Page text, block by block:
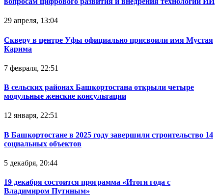
29 апреля, 13:04
Скверу в центре Уфы официально присвоили имя Мустая
Карима
7 февраля, 22:51
В сельских районах Башкортостана открыли четыре
модульные женские консультации
12 января, 22:51
В Башкортостане в 2025 году завершили строительство 14
социальных объектов
5 декабря, 20:44
19 декабря состоится программа «Итоги года с
Владимиром Путиным»